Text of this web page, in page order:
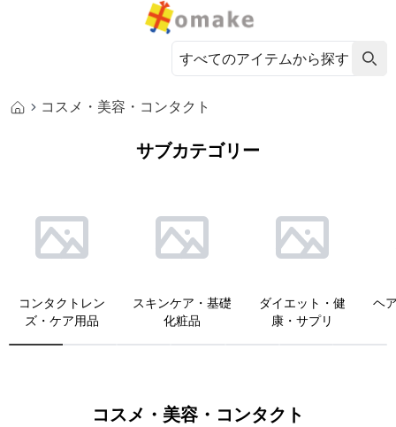
コスメ・美容・コンタクト
サブカテゴリー
コンタクトレン
ズ・ケア用品
スキンケア・基礎
化粧品
ダイエット・健
康・サプリ
ヘ
コスメ・美容・コンタクト